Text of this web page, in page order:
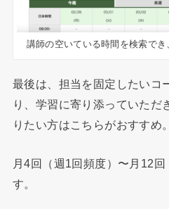
講師の空いている時間を検索でき
最後は、担当を固定したいコ
り、学習に寄り添っていただ
りたい方はこちらがおすすめ。
月4回（週1回頻度）〜月12
す。